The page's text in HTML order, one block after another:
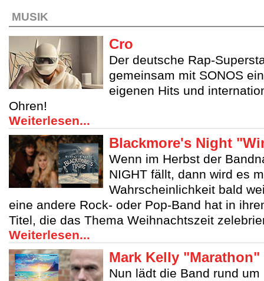
MUSIK
Cro
Der deutsche Rap-
gemeinsam mit SONOS
eigenen Hits und
Ohren!
Weiterlesen...
Blackmore's Night
Wenn im Herbst der
NIGHT fällt, dann wird es
Wahrscheinlichkeit bald
eine andere Rock- oder Pop-Band hat in
Titel, die das Thema Weihnachtszeit
Weiterlesen...
Mark Kelly "Marathon"
Nun lädt die Band rund um